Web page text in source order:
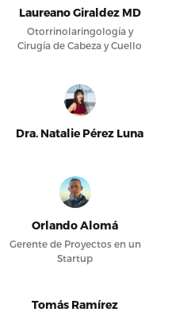
Laureano Giraldez MD
Otorrinolaringología y
Cirugía de Cabeza y Cuello
Dra. Natalie Pérez Luna
Orlando Alomá
Gerente de Proyectos en un
Startup
Tomás Ramírez